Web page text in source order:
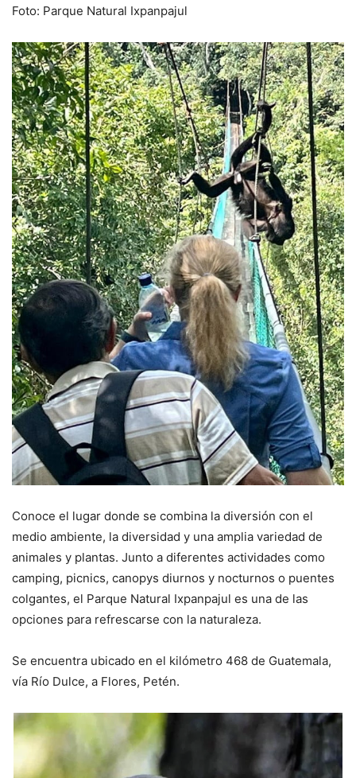
Foto: Parque Natural Ixpanpajul
Conoce el lugar donde se combina la diversión con el
medio ambiente, la diversidad y una amplia variedad de
animales y plantas. Junto a diferentes actividades como
camping, picnics, canopys diurnos y nocturnos o puentes
colgantes, el Parque Natural Ixpanpajul es una de las
opciones para refrescarse con la naturaleza.
Se encuentra ubicado en el kilómetro 468 de Guatemala,
vía Río Dulce, a Flores, Petén.